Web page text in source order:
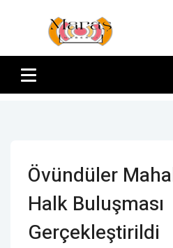
Övündüler
Halk Buluşması
Gerçekleştirildi